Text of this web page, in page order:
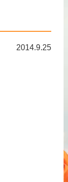
2014.9.25